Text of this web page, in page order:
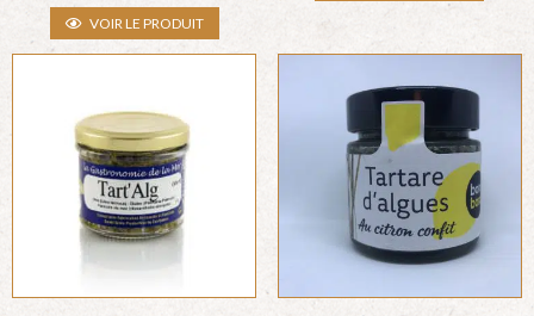
VOIR LE PRODUIT